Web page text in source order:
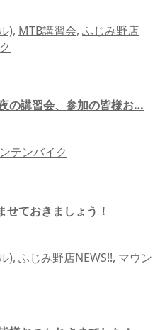
), MTB講習会, ふじみ野店
の講習会、参加の皆様お…
テンバイク
ておきましょう！
), ふじみ野店NEWS!!, マウン